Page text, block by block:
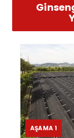
AŞAMA 1